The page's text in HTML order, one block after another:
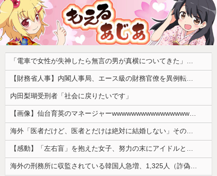
「電車で女性が失神したら無言の男が真横についてきた」とタレントが主張、虚言疑惑が出ると「その男の垢を発見した」と追加主張するも……
【財務省人事】内閣人事局、エース級の財務官僚を異例転出 官邸幹部「協力的でなかった」※岸田首相（当時）の秘書官などを歴任 、岸田首相の後輩
内田梨瑚受刑者「社会に戻りたいです」
【画像】仙台育英のマネージャーwwwwwwwwwwwwwwwwwww
海外「医者だけど、医者とだけは絶対に結婚しない」その理由が想像と全然違った…
【感動】「左右盲」を抱えた女子、努力の末にアイドルとしてデビューするｗｗｗｗ
海外の刑務所に収監されている韓国人急増、1,325人（詐偽が4分の1） 日本には254人